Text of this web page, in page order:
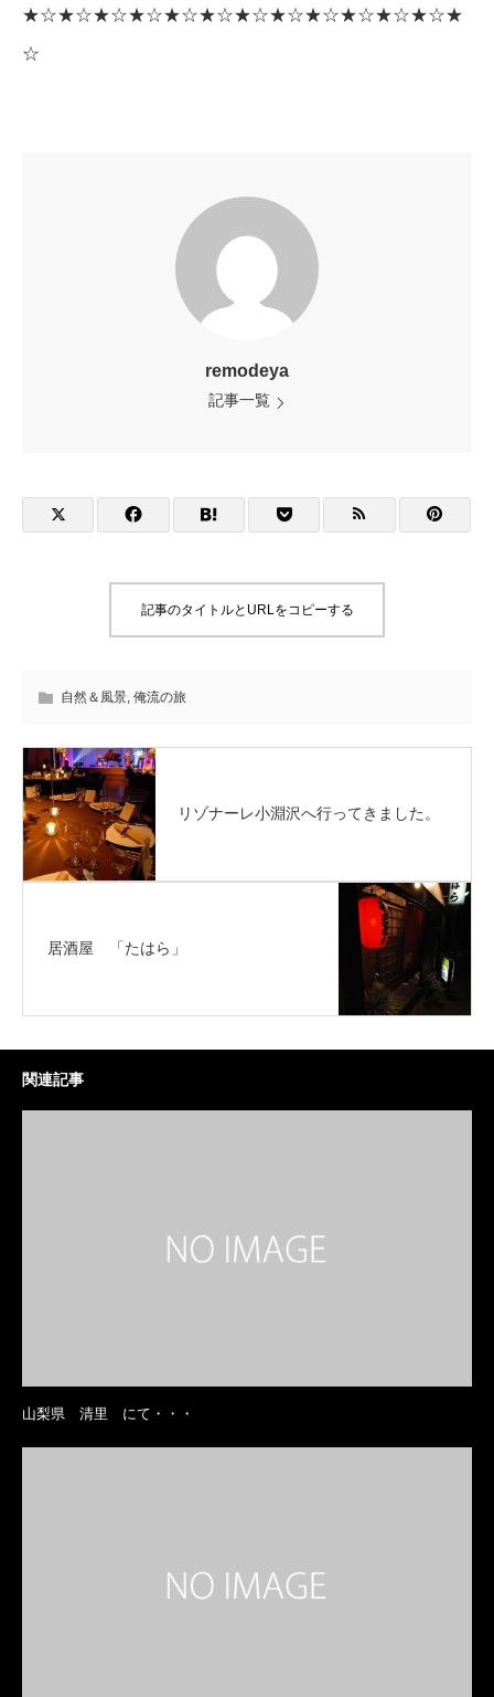
★☆★☆★☆★☆★☆★☆★☆★☆★☆★☆★☆★☆★
☆
remodeya
記事一覧
記事のタイトルとURLをコピーする
自然＆風景, 俺流の旅
リゾナーレ小淵沢へ行ってきました。
居酒屋 「たはら」
関連記事
山梨県 清里 にて・・・